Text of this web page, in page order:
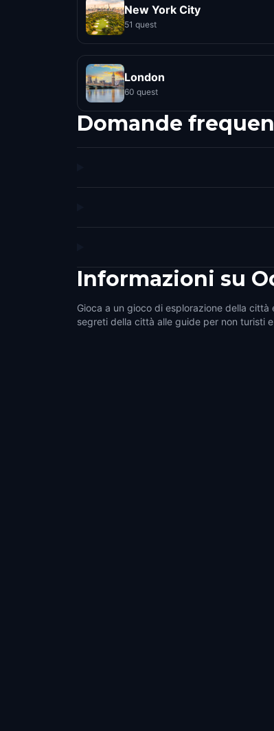
New York City
51 quest
London
60 quest
Domande
Informazioni su
Gioca a un gioco di esplorazione della
segreti della città alle guide per non turisti